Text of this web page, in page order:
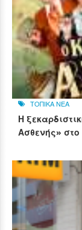
ΤΟΠΙΚΑ ΝΕΑ
Η
Ασθενής» στο